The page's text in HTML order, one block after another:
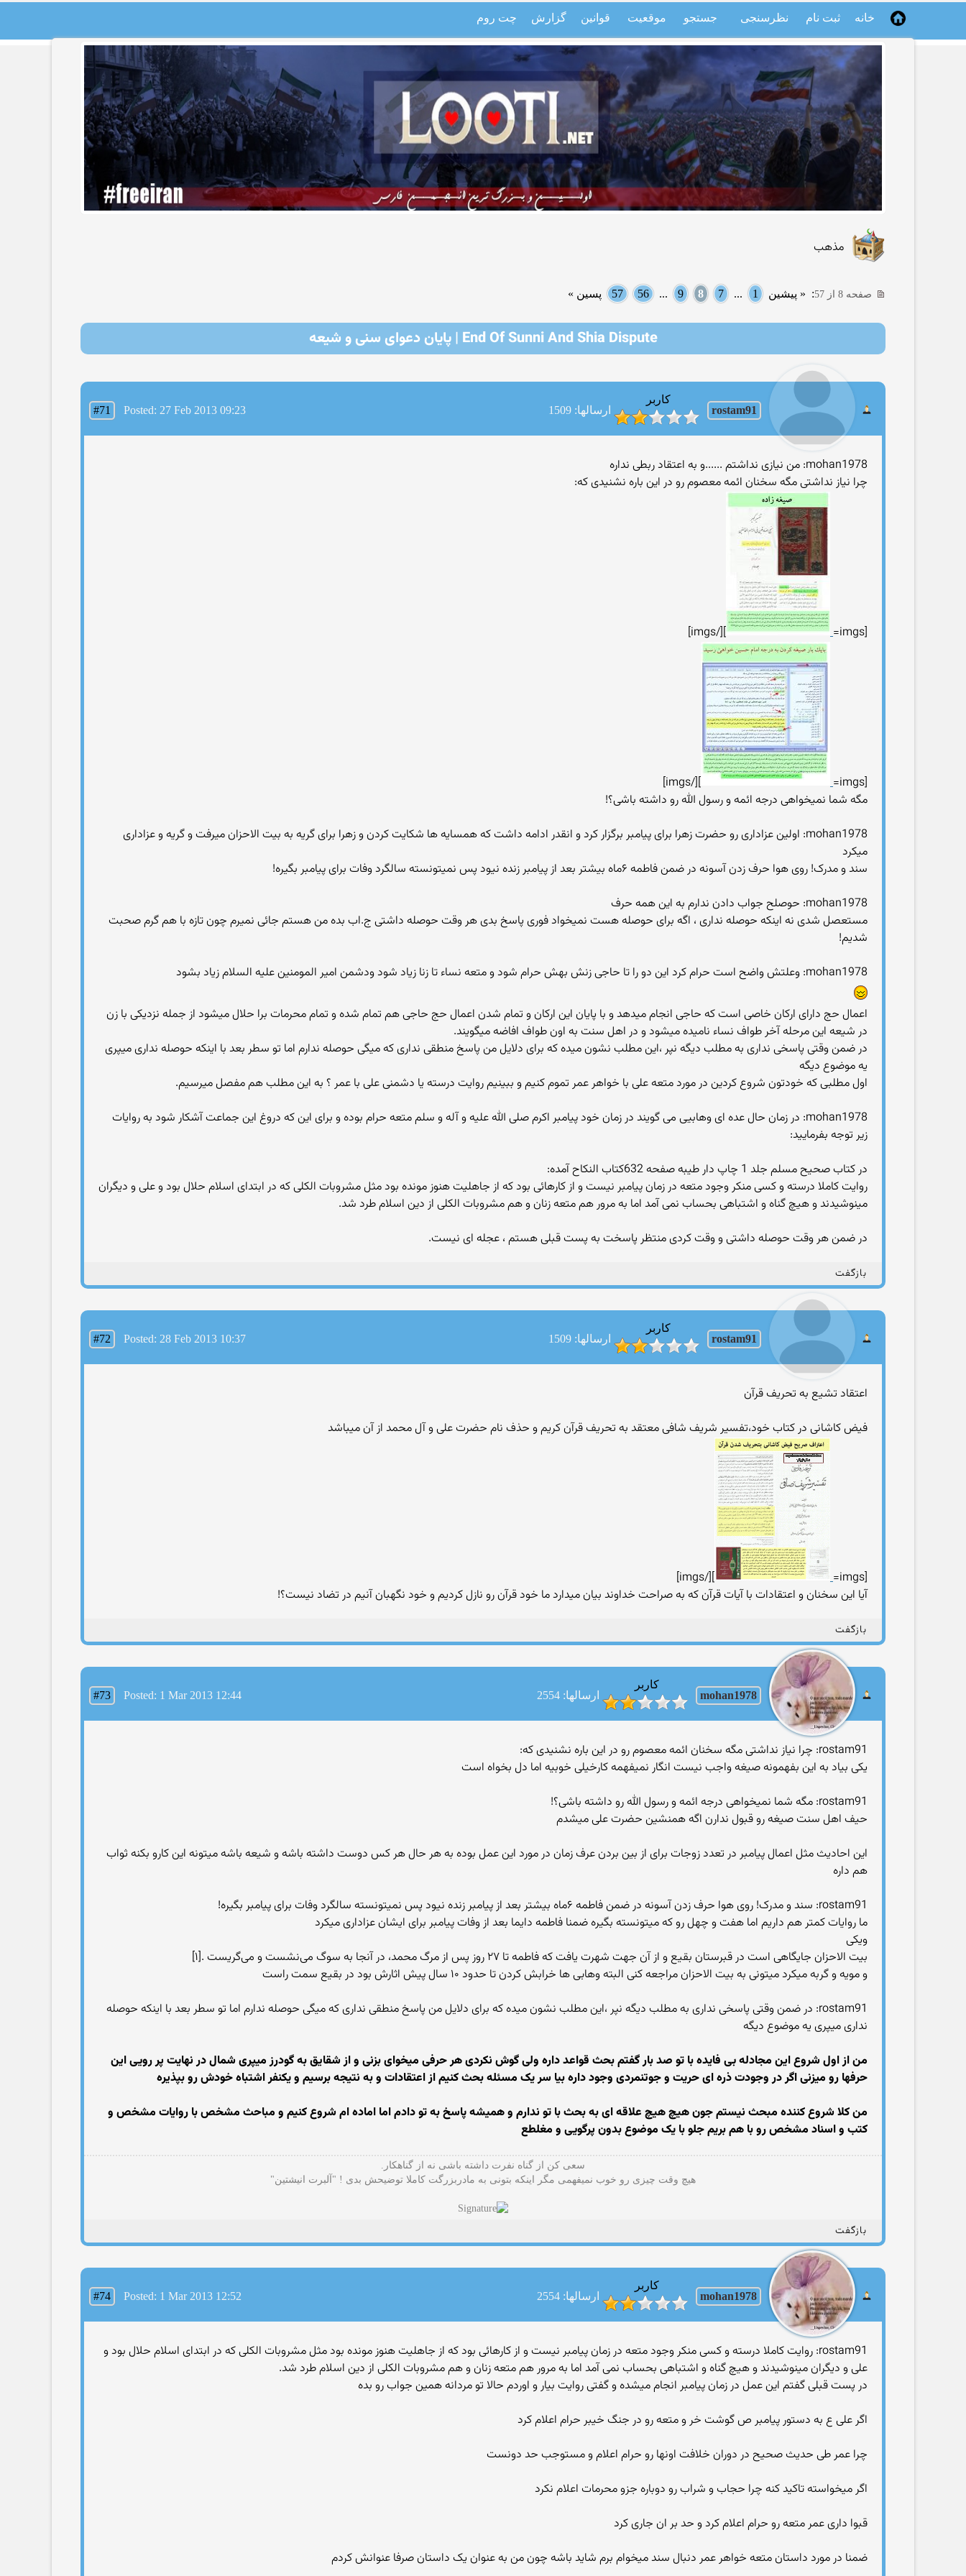
خانه ثبت نام نظرسنجی جستجو موقعیت قوانین گزارش چت روم
مذهب
صفحه 8 از 57 : « پیشین 1
...
7
8
9
...
56
57 پسین »
End Of Sunni And Shia Dispute | پایان دعوای سنی و شیعه
rostam91
کاربر
ارسالها: 1509
#71 Posted: 27 Feb 2013 09:23
mohan1978: من نیازی نداشتم ......و به اعتقاد ربطی نداره
چرا نیاز نداشتی مگه سخنان ائمه معصوم رو در این باره نشنیدی که:
[imgs=
][/imgs]
[imgs=
][/imgs]
مگه شما نمیخواهی درجه ائمه و رسول الله رو داشته باشی؟!
mohan1978: اولین عزاداری رو حضرت زهرا برای پیامبر برگزار کرد و انقدر ادامه داشت که همسایه ها شکایت کردن و زهرا برای گریه به بیت الاحزان میرفت و گریه و عزاداری
میکرد
سند و مدرک! روی هوا حرف زدن آسونه در ضمن فاطمه ۶ماه بیشتر بعد از پیامبر زنده نیود پس نمیتونسته سالگرد وفات برای پیامبر بگیره!
mohan1978: حوصلح جواب دادن ندارم به این همه حرف
مستعصل شدی نه اینکه حوصله نداری ، اگه برای حوصله هست نمیخواد فوری پاسخ بدی هر وقت حوصله داشتی ج.اب بده من هستم جائی نمیرم چون تازه با هم گرم صحبت
شدیم!
mohan1978: وعلتش واضح است حرام کرد این دو را تا حاجی زنش بهش حرام شود و متعه نساء تا زنا زیاد شود ودشمن امیر المومنین علیه السلام زیاد بشود
اعمال حج دارای ارکان خاصی است که حاجی انجام میدهد و با پایان این ارکان و تمام شدن اعمال حج حاجی هم تمام شده و تمام محرمات برا حلال میشود از جمله نزدیکی با زن
در شیعه این مرحله آخر طواف نساء نامیده میشود و در اهل سنت به اون طواف افاضه میگویند.
در ضمن وقتی پاسخی نداری به مطلب دیگه نپر ،این مطلب نشون میده که برای دلایل من پاسخ منطقی نداری که میگی حوصله ندارم اما تو سطر بعد با اینکه حوصله نداری میپری
یه موضوع دیگه
اول مطلبی که خودتون شروع کردین در مورد متعه علی با خواهر عمر تموم کنیم و ببینیم روایت درسته یا دشمنی علی با عمر ؟ به این مطلب هم مفصل میرسیم.
mohan1978: در زمان حال عده ای وهابیی می گویند در زمان خود پیامبر اکرم صلی الله علیه و آله و سلم متعه حرام بوده و برای این که دروغ این جماعت آشکار شود به روایات
زیر توجه بفرمایید:
در کتاب صحیح مسلم جلد 1 چاپ دار طیبه صفحه 632کتاب النکاح آمده:
روایت کاملا درسته و کسی منکر وجود متعه در زمان پیامبر نیست و از کارهائی بود که از جاهلیت هنوز مونده بود مثل مشروبات الکلی که در ابتدای اسلام حلال بود و علی و دیگران
مینوشیدند و هیچ گناه و اشتباهی بحساب نمی آمد اما به مرور هم متعه زنان و هم مشروبات الکلی از دین اسلام طرد شد.
در ضمن هر وقت حوصله داشتی و وقت کردی منتظر پاسخت به پست قبلی هستم ، عجله ای نیست.
بازگفت
rostam91
کاربر
ارسالها: 1509
#72 Posted: 28 Feb 2013 10:37
اعتقاد تشیع به تحریف قرآن
فیض کاشانی در کتاب خود،تفسیر شریف شافی معتقد به تحریف قرآن کریم و حذف نام حضرت علی و آل محمد از آن میباشد
[imgs=
][/imgs]
آیا این سخنان و اعتقادات با آیات قرآن که به صراحت خداوند بیان میدارد ما خود قرآن رو نازل کردیم و خود نگهبان آنیم در تضاد نیست؟!
بازگفت
mohan1978
کاربر
ارسالها: 2554
#73 Posted: 1 Mar 2013 12:44
rostam91: چرا نیاز نداشتی مگه سخنان ائمه معصوم رو در این باره نشنیدی که:
یکی بیاد به این بفهمونه صیغه واجب نیست انگار نمیفهمه کارخیلی خوبیه اما دل بخواه است
rostam91: مگه شما نمیخواهی درجه ائمه و رسول الله رو داشته باشی؟!
حیف اهل سنت صیغه رو قبول ندارن اگه همنشین حضرت علی میشدم
این احادیث مثل اعمال پیامبر در تعدد زوجات برای از بین بردن عرف زمان در مورد این عمل بوده به هر حال هر کس دوست داشته باشه و شیعه باشه میتونه این کارو بکنه ثواب
هم داره
rostam91: سند و مدرک! روی هوا حرف زدن آسونه در ضمن فاطمه ۶ماه بیشتر بعد از پیامبر زنده نیود پس نمیتونسته سالگرد وفات برای پیامبر بگیره!
ما روایات کمتر هم داریم اما هفت و چهل رو که میتونسته بگیره ضمنا فاطمه دایما بعد از وفات پیامبر برای ایشان عزاداری میکرد
ویکی
بیت الاحزان جایگاهی است در قبرستان بقیع و از آن جهت شهرت یافت که فاطمه تا ۲۷ روز پس از مرگ محمد، در آنجا به سوگ می‌نشست و می‌گریست .[۱]
و مویه و گربه میکرد میتونی به بیت الاحزان مراجعه کنی البته وهابی ها خرابش کردن تا حدود ۱۰ سال پیش اثارش بود در بقیع سمت راست
rostam91: در ضمن وقتی پاسخی نداری به مطلب دیگه نپر ،این مطلب نشون میده که برای دلایل من پاسخ منطقی نداری که میگی حوصله ندارم اما تو سطر بعد با اینکه حوصله
نداری میپری یه موضوع دیگه
من از اول شروع این مجادله بی فایده با تو صد بار گفتم بحث قواعد داره ولی گوش نکردی هر حرفی میخوای بزنی و از شقایق به گودرز میپری شمال در نهایت پر رویی این
حرفها رو میزنی اگر در وجودت ذره ای حریت و جوتنمردی وجود داره بیا سر یک مسئله بحث کنیم از اعتقادات و به نتیجه برسیم و یکنفر اشتباه خودش رو بپذیره
من کلا شروع کننده مبحث نیستم جون هیچ هیچ علاقه ای به بحث با تو ندارم و همیشه پاسخ به تو دادم اما اماده ام شروع کنیم و مباحث مشخص با روایات مشخص و
کتب و اسناد مشخص رو با هم بریم جلو با یک موضوع بدون پرگویی و مغلطع
سعی کن از گناه نفرت داشته باشی نه از گناهکار.
هیچ وقت چیزی رو خوب نمیفهمی مگر اینکه بتونی به مادربزرگت کاملا توضیحش بدی ! "آلبرت انیشتین"
بازگفت
mohan1978
کاربر
ارسالها: 2554
#74 Posted: 1 Mar 2013 12:52
rostam91: روایت کاملا درسته و کسی منکر وجود متعه در زمان پیامبر نیست و از کارهائی بود که از جاهلیت هنوز مونده بود مثل مشروبات الکلی که در ابتدای اسلام حلال بود و
علی و دیگران مینوشیدند و هیچ گناه و اشتباهی بحساب نمی آمد اما به مرور هم متعه زنان و هم مشروبات الکلی از دین اسلام طرد شد.
در پست قبلی گفتم این عمل در زمان پیامبر انجام میشده و گفتی روایت بیار و اوردم حالا تو مردانه همین جواب رو بده
اگر علی ع به دستور پیامبر ص گوشت خر و متعه رو در جنگ خیبر حرام اعلام کرد
چرا عمر طی حدیث صحیح در دوران خلافت اونها رو حرام اعلام و مستوجب حد دونست
اگر میخواسته تاکید کنه چرا حجاب و شراب رو دوباره جزو محرمات اعلام نکرد
قبوا داری عمر متعه رو حرام اعلام کرد و حد بر ان جاری کرد
ضمنا در مورد داستان متعه خواهر عمر دنبال سند میخوام برم شاید باشه چون من به عنوان یک داستان صرفا عنوانش کردم